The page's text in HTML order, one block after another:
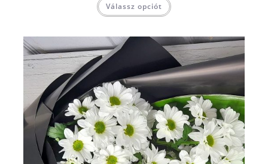
Válassz opciót